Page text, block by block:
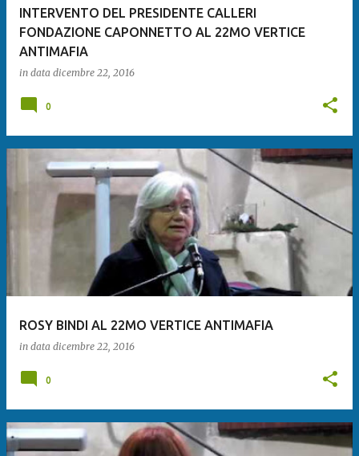
INTERVENTO DEL PRESIDENTE CALLERI
FONDAZIONE CAPONNETTO AL 22MO VERTICE
ANTIMAFIA
in data dicembre 22, 2016
0
ROSY BINDI AL 22MO VERTICE ANTIMAFIA
in data dicembre 22, 2016
0